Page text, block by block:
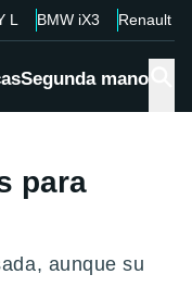
L BMW iX3 Renault
Segunda mano
para
aunque su